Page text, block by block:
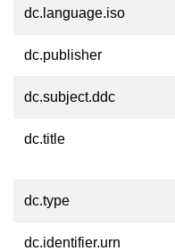
dc.language.iso
dc.publisher
dc.subject.ddc
dc.title
dc.type
dc.identifier.urn